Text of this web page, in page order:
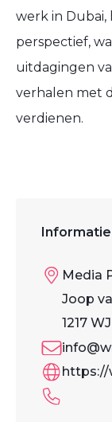
werk in Dubai,
perspectief,
uitdagingen
verhalen met
verdienen.
Informatie
Media
Joop
1217